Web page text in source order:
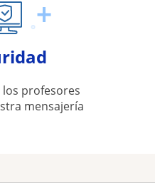
profesores
mensajería